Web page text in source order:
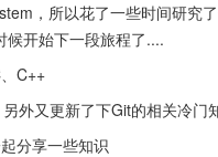
，所以花了一些时间研究
候开始下一段旅程了....
C++
外又更新了下Git的相关冷门
分享一些知识